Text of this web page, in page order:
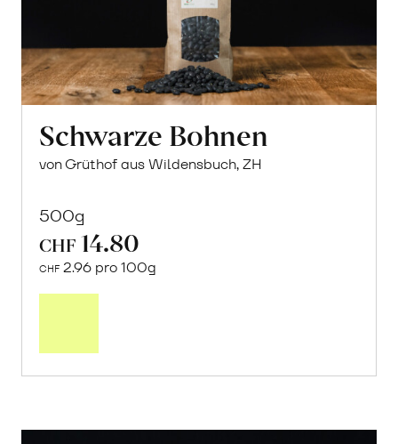
Schwarze Bohnen
von Grüthof aus Wildensbuch, ZH
500g
CHF 14.80
CHF 2.96 pro 100g